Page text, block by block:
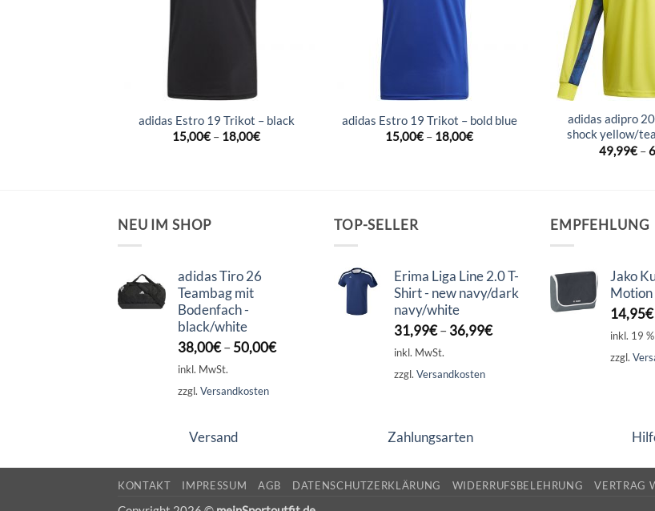
adidas Estro 19 Trikot – black
15,00€ – 18,00€
adidas Estro 19 Trikot – bold blue
15,00€ – 18,00€
adidas adipro
shock yellow/
49,99€–
NEU IM SHOP
adidas Tiro 26
Teambag mit
Bodenfach -
black/white
38,00€– 50,00€
inkl. MwSt.
zzgl. Versandkosten
TOP-SELLER
Erima Liga Line 2.0 T-
Shirt - new navy/dark
navy/white
31,99€– 36,99€
inkl. MwSt.
zzgl. Versandkosten
EMPFEHLUNG
Jako
Motion
14,95€
inkl. 19
zzgl.
Versand Zahlungsarten
KONTAKT IMPRESSUM AGB DATENSCHUTZERKLÄRUNG WIDERRUFSBELEHRUNG VERTRAG